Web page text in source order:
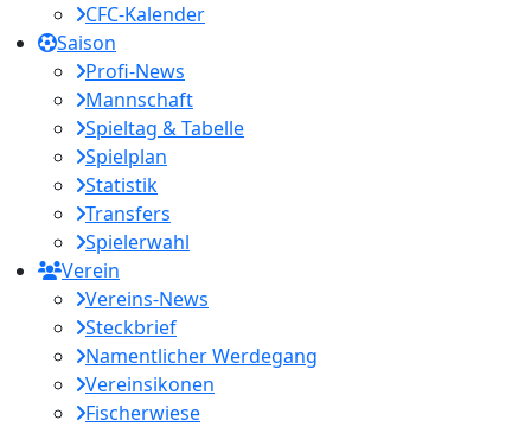
CFC-Kalender
Saison
Profi-News
Mannschaft
Spieltag & Tabelle
Spielplan
Statistik
Transfers
Spielerwahl
Verein
Vereins-News
Steckbrief
Namentlicher Werdegang
Vereinsikonen
Fischerwiese